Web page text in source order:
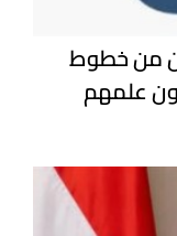
من خطوط
علمهم